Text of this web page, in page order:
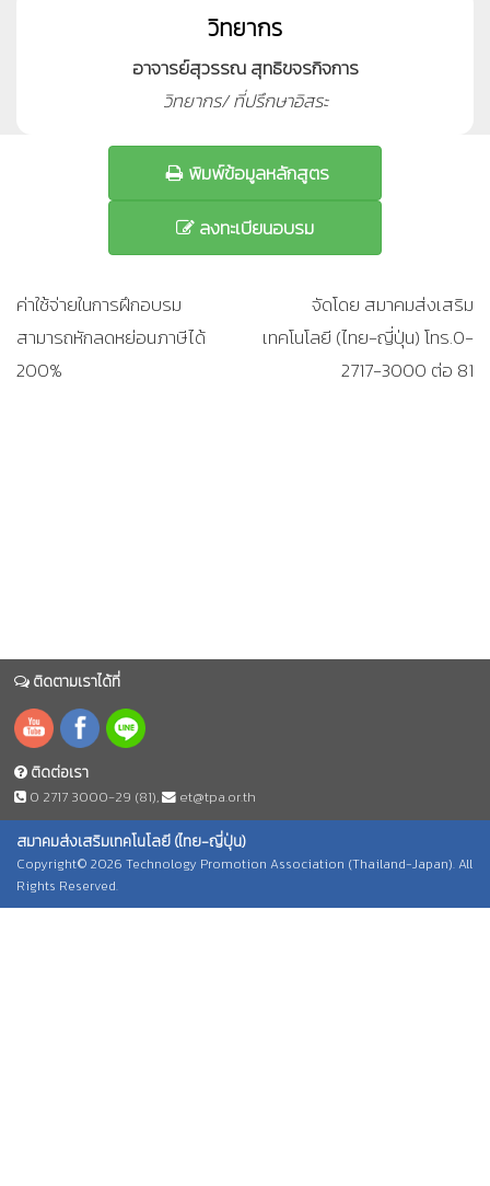
วิทยากร
อาจารย์สุวรรณ สุทธิขจรกิจการ
วิทยากร/ ที่ปรึกษาอิสระ
พิมพ์ข้อมูลหลักสูตร
ลงทะเบียนอบรม
ค่าใช้จ่ายในการฝึกอบรม
สามารถหักลดหย่อนภาษีได้
200%
จัดโดย สมาคมส่งเสริม
เทคโนโลยี (ไทย-ญี่ปุ่น) โทร.0-
2717-3000 ต่อ 81
ติดตามเราได้ที่
ติดต่อเรา
0 2717 3000-29 (81), et@tpa.or.th
สมาคมส่งเสริมเทคโนโลยี (ไทย-ญี่ปุ่น)
Copyright© 2026 Technology Promotion Association (Thailand-Japan). All
Rights Reserved.